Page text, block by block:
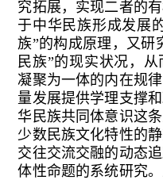
究拓展，实现二者的
于中华民族形成发展
族”的构成原理，又研
民族”的现实状况，
凝聚为一体的内在规
量发展提供学理支撑
华民族共同体意识这
少数民族文化特性的
交往交流交融的动态
体性命题的系统研究